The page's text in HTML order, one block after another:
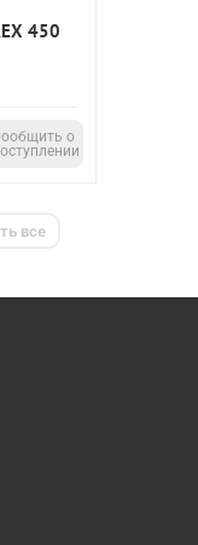
450
о
все